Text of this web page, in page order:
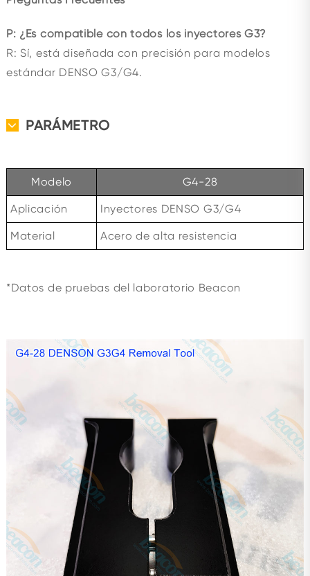
P: ¿Es compatible con todos los inyectores G3?
R: Sí, está diseñada con precisión para modelos
estándar DENSO G3/G4.
PARÁMETRO
Modelo G4-28
Aplicación Inyectores DENSO G3/G4
Material Acero de alta resistencia
*Datos de pruebas del laboratorio Beacon